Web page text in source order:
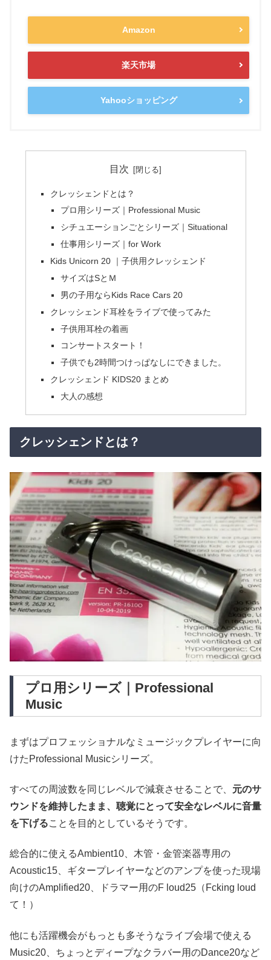
Amazon
楽天市場
Yahooショッピング
目次
クレッシェンドとは？
プロ用シリーズ｜Professional Music
シチュエーションごとシリーズ｜Situational
仕事用シリーズ｜for Work
Kids Unicorn 20 ｜子供用クレッシェンド
サイズはSとＭ
男の子用ならKids Race Cars 20
クレッシェンド耳栓をライブで使ってみた
子供用耳栓の着画
コンサートスタート！
子供でも2時間つけっぱなしにできました。
クレッシェンド KIDS20 まとめ
大人の感想
クレッシェンドとは？
プロ用シリーズ｜Professional
Music
まずはプロフェッショナルなミュージックプレイヤーに向
けたProfessional Musicシリーズ。
すべての周波数を同じレベルで減衰させることで、 元のサ
ウンドを維持したまま、聴覚にとって安全なレベルに音量
を下げることを目的としているそうです。
総合的に使えるAmbient10、木管・金管楽器専用の
Acoustic15、ギタープレイヤーなどのアンプを使った現場
向けのAmplified20、ドラマー用のF loud25（Fcking loud
て！）
他にも活躍機会がもっとも多そうなライブ会場で使える
Music20、ちょっとディープなクラバー用のDance20など